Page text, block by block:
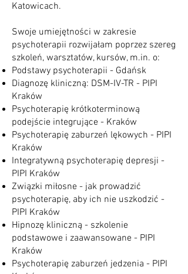
Katowicach.
Swoje umiejętności w zakresie
psychoterapii rozwijałam poprzez szereg
szkoleń, warsztatów, kursów, m.in. o:
Podstawy psychoterapii - Gdańsk
Diagnozę kliniczną: DSM-IV-TR - PIPI
Kraków
Psychoterapię krótkoterminową
podejście integrujące - Kraków
Psychoterapię zaburzeń lękowych - PIPI
Kraków
Integratywną psychoterapię depresji -
PIPI Kraków
Związki miłosne - jak prowadzić
psychoterapię, aby ich nie uszkodzić -
PIPI Kraków
Hipnozę kliniczną - szkolenie
podstawowe i zaawansowane - PIPI
Kraków
Psychoterapię zaburzeń jedzenia - PIPI